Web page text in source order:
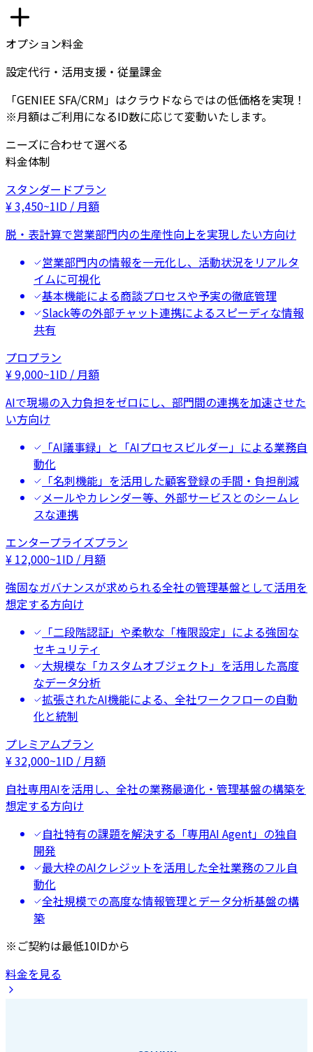
オプション料金
設定代行・活用支援・従量課金
「GENIEE SFA/CRM」はクラウドならではの低価格を実現！
※月額はご利用になるID数に応じて変動いたします。
ニーズに合わせて選べる
料金体制
スタンダードプラン
¥3,450~1ID / 月額
脱・表計算で営業部門内の生産性向上を実現したい方向け
営業部門内の情報を一元化し、活動状況をリアルタ
イムに可視化
基本機能による商談プロセスや予実の徹底管理
Slack等の外部チャット連携によるスピーディな情報
共有
プロプラン
¥9,000~1ID / 月額
AIで現場の入力負担をゼロにし、部門間の連携を加速させた
い方向け
「AI議事録」と「AIプロセスビルダー」による業務自
動化
「名刺機能」を活用した顧客登録の手間・負担削減
メールやカレンダー等、外部サービスとのシームレ
スな連携
エンタープライズプラン
¥ 12,000~1ID / 月額
強固なガバナンスが求められる全社の管理基盤として活用を
想定する方向け
「二段階認証」や柔軟な「権限設定」による強固な
セキュリティ
大規模な「カスタムオブジェクト」を活用した高度
なデータ分析
拡張されたAI機能による、全社ワークフローの自動
化と統制
プレミアムプラン
¥32,000~1ID / 月額
自社専用AIを活用し、全社の業務最適化・管理基盤の構築を
想定する方向け
自社特有の課題を解決する「専用AI Agent」の独自
開発
最大枠のAIクレジットを活用した全社業務のフル自
動化
全社規模での高度な情報管理とデータ分析基盤の構
築
※ご契約は最低10IDから
料金を見る